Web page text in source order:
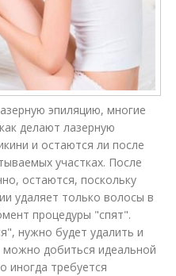
эпиляцию, многие
делают лазерную
и остаются ли после
участках. После
остаются, поскольку
удаляет только волосы в
процедуры "спят".
нужно будет удалить и
можно добиться идеальной
иногда требуется